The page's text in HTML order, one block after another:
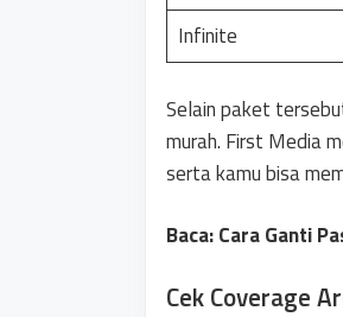
Infinite
Selain paket
murah. First Media
serta kamu bisa
Baca: Cara Ganti
Cek Coverage